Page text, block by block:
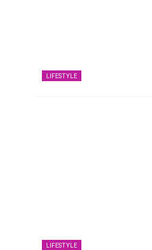
LIFESTYLE
LIFESTYLE